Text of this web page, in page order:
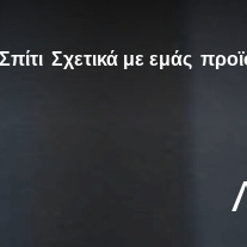
Σπίτι Σχετικά με εμάς